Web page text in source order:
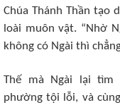
Chúa Thánh Thần tạo
loài muôn vật. “Nhờ
không có Ngài thì
Thế mà Ngài lại tìm
phường tội lỗi, và